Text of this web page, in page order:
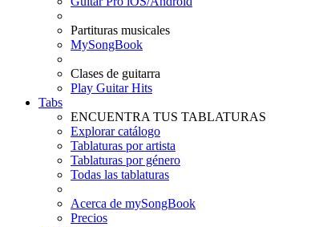
Partituras musicales
MySongBook
Clases de guitarra
Play Guitar Hits
Tabs
ENCUENTRA TUS TABLATURAS
Explorar catálogo
Tablaturas por artista
Tablaturas por género
Todas las tablaturas
Acerca de mySongBook
Precios